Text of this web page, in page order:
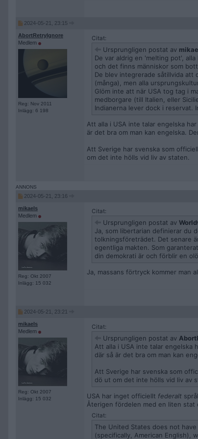
2024-05-21, 23:15
AbortRetryIgnore
Medlem
Reg: Nov 2011
Inlägg: 6 198
Citat:
Ursprungligen postat av
De var aldrig en 'melting pot',
och det finns människor som
De blev integrerade såtillvida
(många), men alla
Glöm inte att när USA tog tag i
medborgare (till Italien, eller
Indianerna lever dock i reservat.
Att alla i USA inte talar engelska
är det bra om man kan engelska.
Att Sverige har svenska som
om det inte hölls vid liv av staten.
2024-05-21, 23:16
mikaels
Medlem
Reg: Okt 2007
Inlägg: 15 032
Citat:
Ursprungligen postat av
Ja, som libertarian definierar du
tolkningsföreträdet. Det senare
egentliga makten. Som
din demokrati är och förblir en
Ja, massans förtryck kommer man
2024-05-21, 23:21
mikaels
Medlem
Reg: Okt 2007
Inlägg: 15 032
Citat:
Ursprungligen postat av
Att alla i USA inte talar engelska
där så är det bra om man kan
Att Sverige har svenska som
dö ut om det inte hölls vid liv av
USA har inget officiellt federalt
Återigen fördelen med en liten stat
Citat:
The United States does not
(specifically, American English),